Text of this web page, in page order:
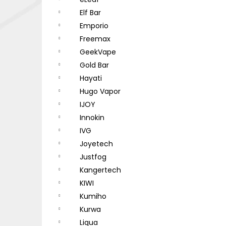
Elf Bar
Emporio
Freemax
GeekVape
Gold Bar
Hayati
Hugo Vapor
IJOY
Innokin
IVG
Joyetech
Justfog
Kangertech
KIWI
Kumiho
Kurwa
Liqua
DEKANG DESERT SHIP 10ML 18MG
155 Kč
Původně:195 Kč